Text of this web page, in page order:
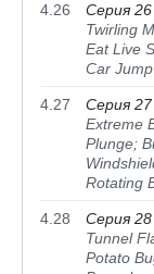
4.26
Серия 26
Twirling
Eat Live
Car Jump
4.27
Серия 27
Extreme
Plunge;
Rotating
4.28
Серия 28
Tunnel
Potato